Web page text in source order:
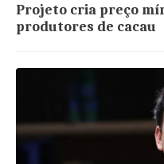
Projeto cria preço
produtores de cacau